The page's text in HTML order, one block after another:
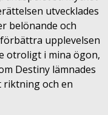
utvecklades
belönande och
upplevelsen
otroligt i mina ögon,
Destiny lämnades
och en